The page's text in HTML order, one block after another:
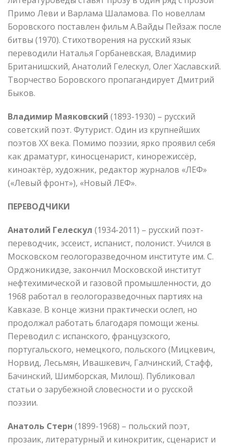
Примо Леви и Варлама Шаламова. По новеллам
Боровского поставлен фильм А.Вайды Пейзаж после
битвы (1970). Стихотворения на русский язык
переводили Наталья Горбаневская, Владимир
Британишский, Анатолий Гелескул, Олег Хаславский.
Творчество Боровского пропагандирует Дмитрий
Быков.
Владимир Маяковский (1893-1930) – русский
советский поэт. Футурист. Один из крупнейших
поэтов XX века. Помимо поэзии, ярко проявил себя
как драматург, киносценарист, кинорежиссёр,
киноактёр, художник, редактор журналов «ЛЕФ»
(«Левый фронт»), «Новый ЛЕФ».
ПЕРЕВОДЧИКИ
Анатолий Гелескул (1934-2011) – русский поэт-
переводчик, эссеист, испанист, полонист. Учился в
Московском геологоразведочном институте им. С.
Орджоникидзе, закончил Московской институт
нефтехимической и газовой промышленности, до
1968 работал в геологоразведочных партиях на
Кавказе. В конце жизни практически ослеп, но
продолжал работать благодаря помощи жены.
Переводил с: испанского, французского,
португальского, немецкого, польского (Мицкевич,
Норвид, Лесьмян, Ивашкевич, Галчинский, Стафф,
Бачинский, Шимборская, Милош). Публиковал
статьи о зарубежной словесности и о русской
поэзии.
Анатоль Стерн (1899-1968) – польский поэт,
прозаик, литературный и кинокритик, сценарист и